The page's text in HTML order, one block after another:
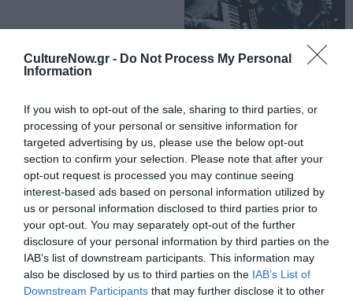
CultureNow.gr - Do Not Process My Personal
Information
If you wish to opt-out of the sale, sharing to third parties, or
processing of your personal or sensitive information for
targeted advertising by us, please use the below opt-out
section to confirm your selection. Please note that after your
opt-out request is processed you may continue seeing
interest-based ads based on personal information utilized by
us or personal information disclosed to third parties prior to
your opt-out. You may separately opt-out of the further
disclosure of your personal information by third parties on the
IAB’s list of downstream participants. This information may
also be disclosed by us to third parties on the IAB’s List of
Downstream Participants that may further disclose it to other
τα βουνά»
παραφυάδα των
Χειμερινών
Κολυμβητών
στον Φιλολογικό
Σύλλογο
Παρνασσός
ΘΕΜΑΤΑ / ΝΕΑ
Διονύσης